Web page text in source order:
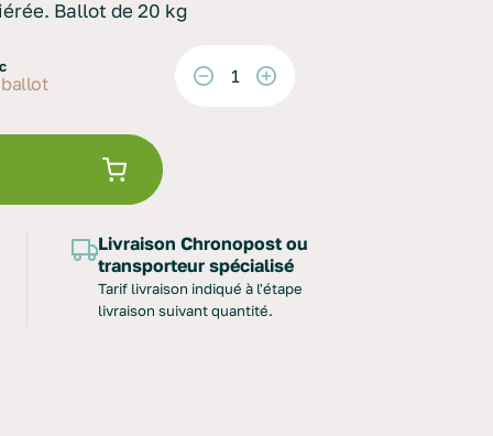
Ballot de 20 kg
Livraison Chronopost ou
transporteur spécialisé
Tarif livraison indiqué à l'étape
livraison suivant quantité.